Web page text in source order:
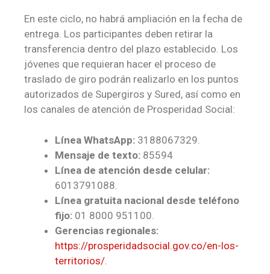
En este ciclo, no habrá ampliación en la fecha de
entrega. Los participantes deben retirar la
transferencia dentro del plazo establecido. Los
jóvenes que requieran hacer el proceso de
traslado de giro podrán realizarlo en los puntos
autorizados de Supergiros y Sured, así como en
los canales de atención de Prosperidad Social:
Línea WhatsApp: 3188067329.
Mensaje de texto: 85594
Línea de atención desde celular:
6013791088.
Línea gratuita nacional desde teléfono
fijo: 01 8000 951100.
Gerencias regionales:
https://prosperidadsocial.gov.co/en-los-
territorios/